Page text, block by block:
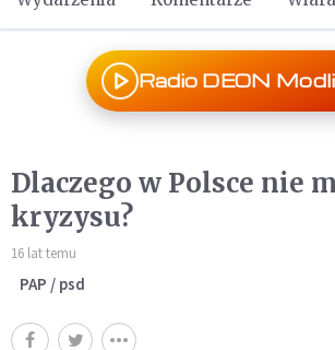
Radio DEON
Dlaczego w Polsce nie
kryzysu?
16 lat temu
PAP / psd